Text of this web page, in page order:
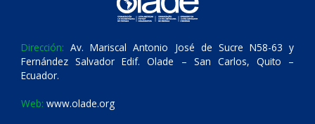
Dirección: Av. Mariscal Antonio José de Sucre N58-63 y
Fernández Salvador Edif. Olade – San Carlos, Quito –
Ecuador.
Web: www.olade.org